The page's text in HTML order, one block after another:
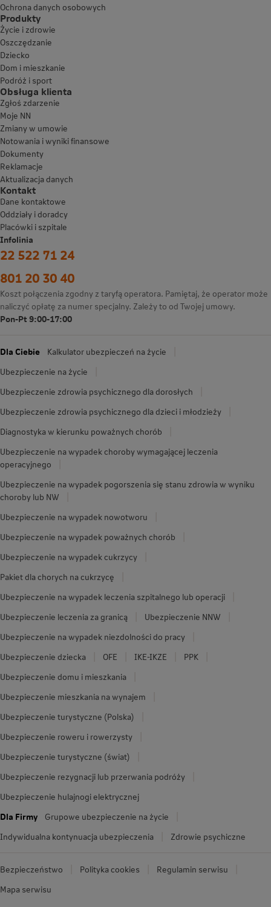
Ochrona danych osobowych
Produkty
Życie i zdrowie
Oszczędzanie
Dziecko
Dom i mieszkanie
Podróż i sport
Obsługa klienta
Zgłoś zdarzenie
Moje NN
Zmiany w umowie
Notowania i wyniki finansowe
Dokumenty
Reklamacje
Aktualizacja danych
Kontakt
Dane kontaktowe
Oddziały i doradcy
Placówki i szpitale
Infolinia
22 522 71 24
801 20 30 40
Koszt połączenia zgodny z taryfą operatora. Pamiętaj, że operator może
naliczyć opłatę za numer specjalny. Zależy to od Twojej umowy.
Pon-Pt 9:00-17:00
Dla Ciebie
Kalkulator ubezpieczeń na życie
Ubezpieczenie na życie
Ubezpieczenie zdrowia psychicznego dla dorosłych
Ubezpieczenie zdrowia psychicznego dla dzieci i młodzieży
Diagnostyka w kierunku poważnych chorób
Ubezpieczenie na wypadek choroby wymagającej leczenia
operacyjnego
Ubezpieczenie na wypadek pogorszenia się stanu zdrowia w wyniku
choroby lub NW
Ubezpieczenie na wypadek nowotworu
Ubezpieczenie na wypadek poważnych chorób
Ubezpieczenie na wypadek cukrzycy
Pakiet dla chorych na cukrzycę
Ubezpieczenie na wypadek leczenia szpitalnego lub operacji
Ubezpieczenie leczenia za granicą
Ubezpieczenie NNW
Ubezpieczenie na wypadek niezdolności do pracy
Ubezpieczenie dziecka
OFE IKE-IKZE
PPK
Ubezpieczenie domu i mieszkania
Ubezpieczenie mieszkania na wynajem
Ubezpieczenie turystyczne (Polska)
Ubezpieczenie roweru i rowerzysty
Ubezpieczenie turystyczne (świat)
Ubezpieczenie rezygnacji lub przerwania podróży
Ubezpieczenie hulajnogi elektrycznej
Dla Firmy
Grupowe ubezpieczenie na życie
Indywidualna kontynuacja ubezpieczenia
Zdrowie psychiczne
Bezpieczeństwo Polityka cookies
Regulamin serwisu
Mapa serwisu